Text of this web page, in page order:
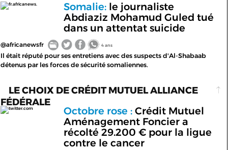
fr.africanews. Somalie:le journaliste
Abdiaziz Mohamud Guled tué
dans un attentat suicide
@africanewsfr 4 ans
Il était réputé pour ses entretiens avec des suspects d'Al-Shabaab
détenus par les forces de sécurité somaliennes.
LE CHOIX DE CRÉDIT MUTUEL ALLIANCE
FÉDÉRALE
twitter.com Octobre rose :Crédit Mutuel
Aménagement Foncier a
récolté 29.200 € pour la ligue
contre le cancer